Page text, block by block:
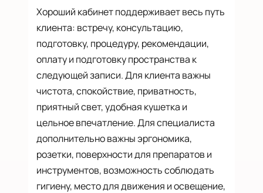
Хороший кабинет поддерживает весь путь
клиента: встречу, консультацию,
подготовку, процедуру, рекомендации,
оплату и подготовку пространства к
следующей записи. Для клиента важны
чистота, спокойствие, приватность,
приятный свет, удобная кушетка и
цельное впечатление. Для специалиста
дополнительно важны эргономика,
розетки, поверхности для препаратов и
инструментов, возможность соблюдать
гигиену, место для движения и освещение,